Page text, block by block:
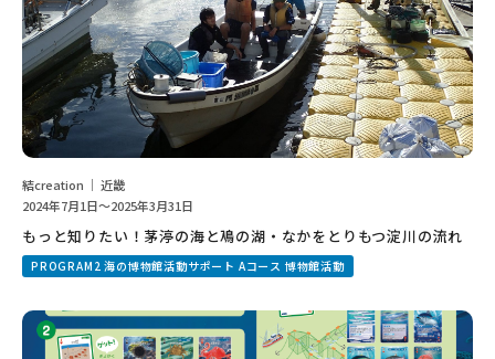
結creation ｜ 近畿
2024年7月1日～2025年3月31日
もっと知りたい！茅渟の海と鳰の湖・なかをとりもつ淀川の流れ
PROGRAM2 海の博物館活動サポート Aコース 博物館活動